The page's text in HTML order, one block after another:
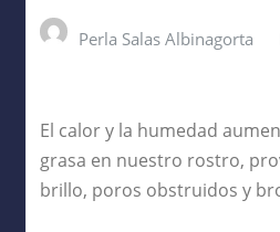
Perla Salas Albinagorta
El calor y la humedad
grasa en nuestro rostro,
brillo, poros obstruidos y